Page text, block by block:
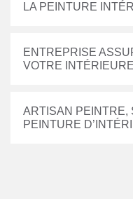
LA PEINTURE
ENTREPRISE
VOTRE
ARTISAN PEINTRE,
PEINTURE